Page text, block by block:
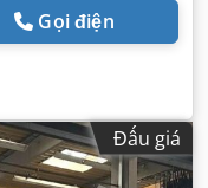
Gọi điện
Đấu giá